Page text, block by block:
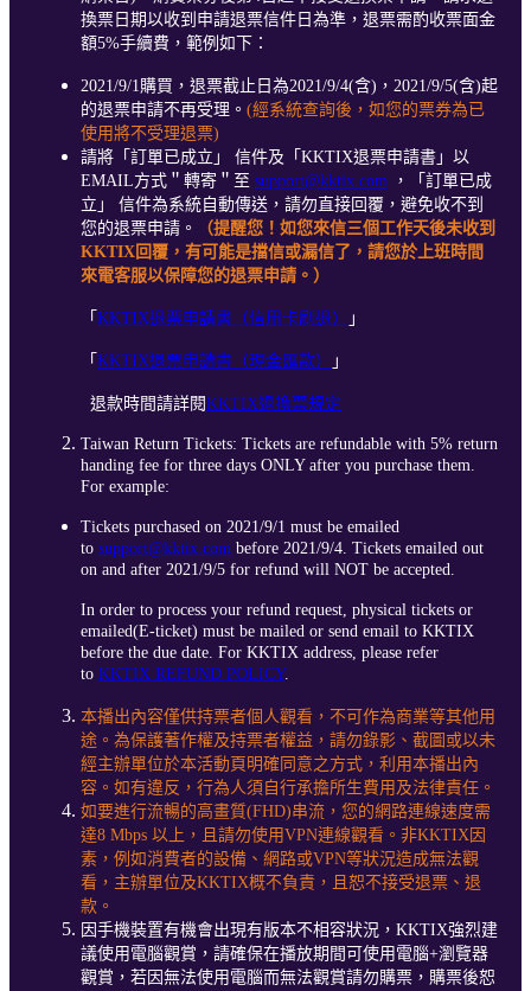
換票日期以收到申請退票信件日為準，退票需酌收票面金
額5%手續費，範例如下：
2021/9/1購買，退票截止日為2021/9/4(含)，2021/9/5(含)起
的退票申請不再受理。 (經系統查詢後，如您的票券為已
使用將不受理退票)
請將「訂單已成立」 信件及「KKTIX退票申請書」以
EMAIL方式＂轉寄＂至 support@kktix.com ，「訂單已成
立」 信件為系統自動傳送，請勿直接回覆，避免收不到
您的退票申請。
（提醒您！如您來信三個工作天後未收到
KKTIX回覆，有可能是擋信或漏信了，請您於上班時間
來電客服以保障您的退票申請。）
「 KKTIX退票申請書（信用卡刷退） 」
「 KKTIX退票申請書（現金匯款） 」
退款時間請詳閱KKTIX退換票規定
Taiwan Return Tickets: Tickets are refundable with 5% return
handing fee for three days ONLY after you purchase them.
For example:
Tickets purchased on 2021/9/1 must be emailed
to support@kktix.com before 2021/9/4. Tickets emailed out
on and after 2021/9/5 for refund will NOT be accepted.
In order to process your refund request, physical tickets or
emailed(E-ticket) must be mailed or send email to KKTIX
before the due date. For KKTIX address, please refer
to KKTIX REFUND POLICY.
本播出內容僅供持票者個人觀看，不可作為商業等其他用
途。為保護著作權及持票者權益，請勿錄影、截圖或以未
經主辦單位於本活動頁明確同意之方式，利用本播出內
容。如有違反，行為人須自行承擔所生費用及法律責任。
如要進行流暢的高畫質(FHD)串流，您的網路連線速度需
達8 Mbps 以上，且請勿使用VPN連線觀看。非KKTIX因
素，例如消費者的設備、網路或VPN等狀況造成無法觀
看，主辦單位及KKTIX概不負責，且恕不接受退票、退
款。
因手機裝置有機會出現有版本不相容狀況，KKTIX強烈建
議使用電腦觀賞，請確保在播放期間可使用電腦+瀏覽器
觀賞，若因無法使用電腦而無法觀賞請勿購票，購票後恕